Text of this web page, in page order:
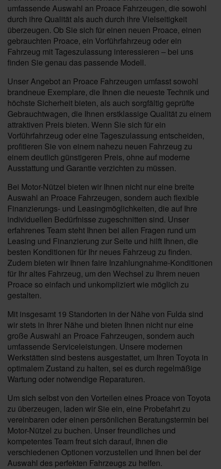
umfassende Auswahl an Proace Fahrzeugen, die sowohl
durch ihre Qualität als auch durch ihre Vielseitigkeit
überzeugen. Ob Sie sich für einen neuen Proace, einen
gebrauchten Proace, ein Vorführfahrzeug oder ein
Fahrzeug mit Tageszulassung interessieren – bei uns
finden Sie genau das passende Modell.
Unser Angebot an Proace Fahrzeugen umfasst sowohl
brandneue Exemplare, die Ihnen die neueste Technik und
höchste Sicherheit bieten, als auch sorgfältig geprüfte
Gebrauchtwagen, die Ihnen erstklassige Qualität zu einem
attraktiven Preis bieten. Wenn Sie sich für ein
Vorführfahrzeug oder eine Tageszulassung entscheiden,
profitieren Sie von einem nahezu neuen Fahrzeug zu
einem deutlich günstigeren Preis, ohne auf moderne
Ausstattung und Garantie verzichten zu müssen.
Bei Motor-Nützel bieten wir Ihnen nicht nur eine breite
Auswahl an Proace Fahrzeugen, sondern auch flexible
Finanzierungs- und Leasingmöglichkeiten, die auf Ihre
individuellen Bedürfnisse zugeschnitten sind. Unser
erfahrenes Team steht Ihnen bei allen Fragen rund um
Leasing und Finanzierung zur Seite und hilft Ihnen, die
besten Konditionen für Ihr neues Fahrzeug zu finden.
Zudem bieten wir Ihnen faire Inzahlungnahme-Konditionen
für Ihr altes Fahrzeug, um den Wechsel zu Ihrem neuen
Proace so einfach und unkompliziert wie möglich zu
gestalten.
Mit insgesamt 19 Standorten in der Nähe von Fulda sind
wir stets in Ihrer Nähe und bieten Ihnen nicht nur eine
große Auswahl an Proace Fahrzeugen, sondern auch
umfassende Serviceleistungen. Unsere modernen
Werkstätten sind bestens ausgestattet, um Ihren Toyota in
optimalem Zustand zu halten, sei es durch regelmäßige
Wartung oder notwendige Reparaturen.
Um sich selbst von den Vorteilen eines Proace von Toyota
zu überzeugen, laden wir Sie ein, eine Probefahrt zu
vereinbaren oder einen persönlichen Beratungstermin bei
Motor-Nützel zu buchen. Unser freundliches und
kompetentes Team freut sich darauf, Ihnen die
verschiedenen Optionen vorzustellen und Ihnen bei der
Auswahl des perfekten Fahrzeugs zu helfen.